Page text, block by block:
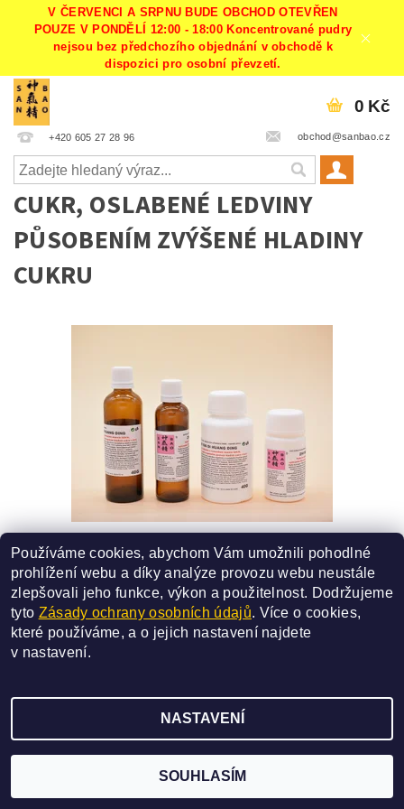
V ČERVENCI A SRPNU BUDE OBCHOD OTEVŘEN
POUZE V PONDĚLÍ 12:00 - 18:00 Koncentrované pudry
nejsou bez předchozího objednání v obchodě k
dispozici pro osobní převzetí.
+420 605 27 28 96 obchod@sanbao.cz
0 Kč
CUKR, OSLABENÉ LEDVINY
PŮSOBENÍM ZVÝŠENÉ HLADINY
CUKRU
SMĚS ČÍSLO - 40G
od 227 Kč
SAN BAO, všechna práva vyhrazena
Vytvořil Shoptet
Používáme cookies, abychom Vám umožnili pohodlné
prohlížení webu a díky analýze provozu webu neustále
zlepšovali jeho funkce, výkon a použitelnost. Dodržujeme
tyto Zásady ochrany osobních údajů. Více o cookies,
které používáme, a o jejich nastavení najdete
v nastavení.
NASTAVENÍ
SOUHLASÍM